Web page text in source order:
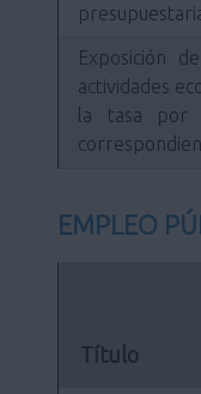
Exposición
actividades
la tasa por
EMPLEO
Título